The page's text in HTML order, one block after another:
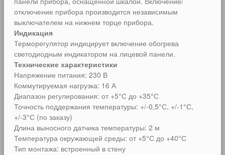
отключение прибора производится независимым
выключателем на нижнем торце прибора.
Индикация
Терморегулятор индицирует включение обогрева
светодиодным индикатором на лицевой панели.
Технические характеристики
Напряжение питания: 230 В
Коммутируемая нагрузка: 16 А
Диапазон регулирования: от +5°С до +35°С
Точность поддержания температуры: +/-0,5°С, +/-1°С,
+/-3°С (по заказу)
Длина выносного датчика температуры: 2 м
Температура окружающей среды: от +5°С до +40°С
Тип монтажа: встроенный в стену